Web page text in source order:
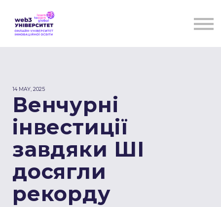
14 MAY, 2025
Венчурні
інвестиції
завдяки ШІ
досягли
рекорду